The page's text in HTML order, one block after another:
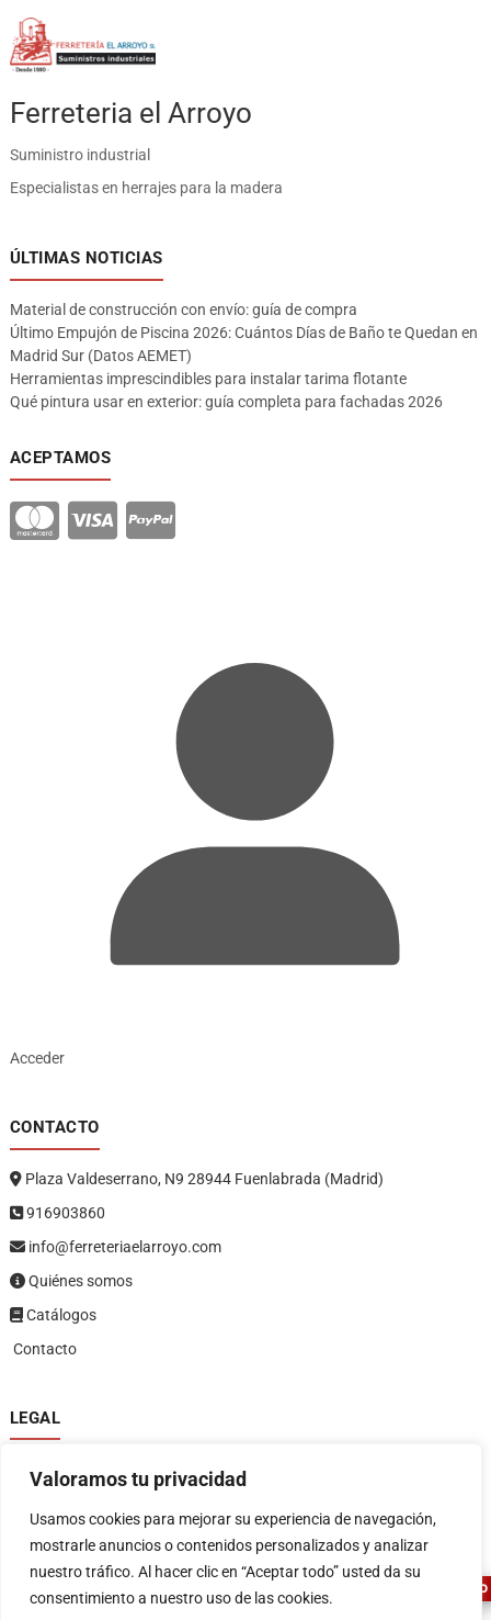
Valoramos tu privacidad
Usamos cookies para mejorar su experiencia de navegación,
mostrarle anuncios o contenidos personalizados y analizar
nuestro tráfico. Al hacer clic en “Aceptar todo” usted da su
consentimiento a nuestro uso de las cookies.
Ferreteria el Arroyo
Suministro industrial
Especialistas en herrajes para la madera
ÚLTIMAS NOTICIAS
Material de construcción con envío: guía de compra
Último Empujón de Piscina 2026: Cuántos Días de Baño te Quedan en
Madrid Sur (Datos AEMET)
Herramientas imprescindibles para instalar tarima flotante
Qué pintura usar en exterior: guía completa para fachadas 2026
ACEPTAMOS
Acceder
CONTACTO
Plaza Valdeserrano, N9 28944 Fuenlabrada (Madrid)
916903860
info@ferreteriaelarroyo.com
Quiénes somos
Catálogos
Contacto
LEGAL
Política de privacidad
Política de devoluciones y reembolsos
Términos y condiciones
Aviso legal
ASESOR FERRETERO